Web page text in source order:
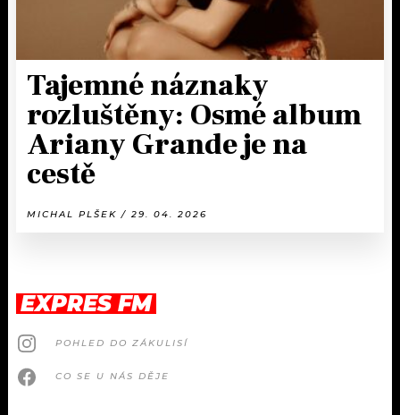
Tajemné náznaky
rozluštěny: Osmé album
Ariany Grande je na
cestě
MICHAL PLŠEK / 29. 04. 2026
EXPRES FM
POHLED DO ZÁKULISÍ
CO SE U NÁS DĚJE